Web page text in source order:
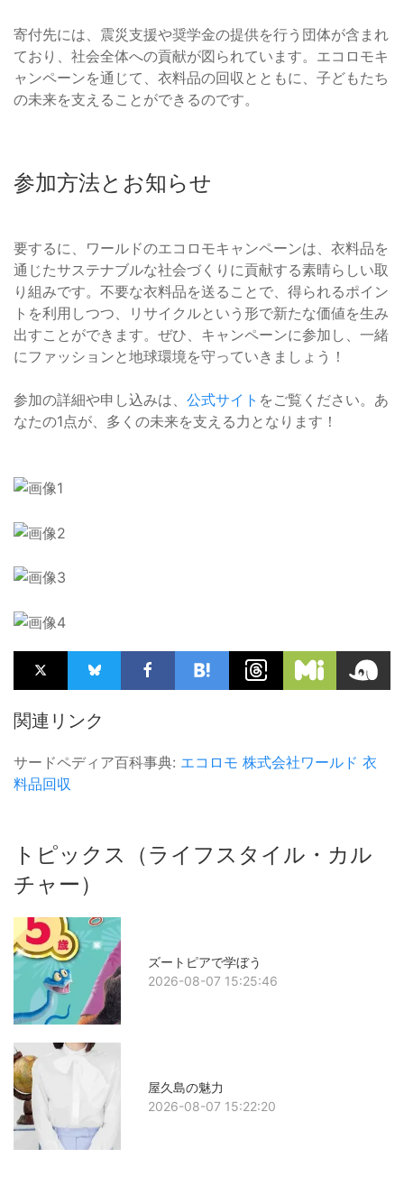
寄付先には、震災支援や奨学金の提供を行う団体が含まれ
ており、社会全体への貢献が図られています。エコロモキ
ャンペーンを通じて、衣料品の回収とともに、子どもたち
の未来を支えることができるのです。
参加方法とお知らせ
要するに、ワールドのエコロモキャンペーンは、衣料品を
通じたサステナブルな社会づくりに貢献する素晴らしい取
り組みです。不要な衣料品を送ることで、得られるポイン
トを利用しつつ、リサイクルという形で新たな価値を生み
出すことができます。ぜひ、キャンペーンに参加し、一緒
にファッションと地球環境を守っていきましょう！
参加の詳細や申し込みは、 公式サイト をご覧ください。あ
なたの1点が、多くの未来を支える力となります！
関連リンク
サードペディア百科事典: エコロモ 株式会社ワールド 衣
料品回収
トピックス（ライフスタイル・カル
チャー）
ズートピアで学ぼう
2026-08-07 15:25:46
屋久島の魅力
2026-08-07 15:22:20